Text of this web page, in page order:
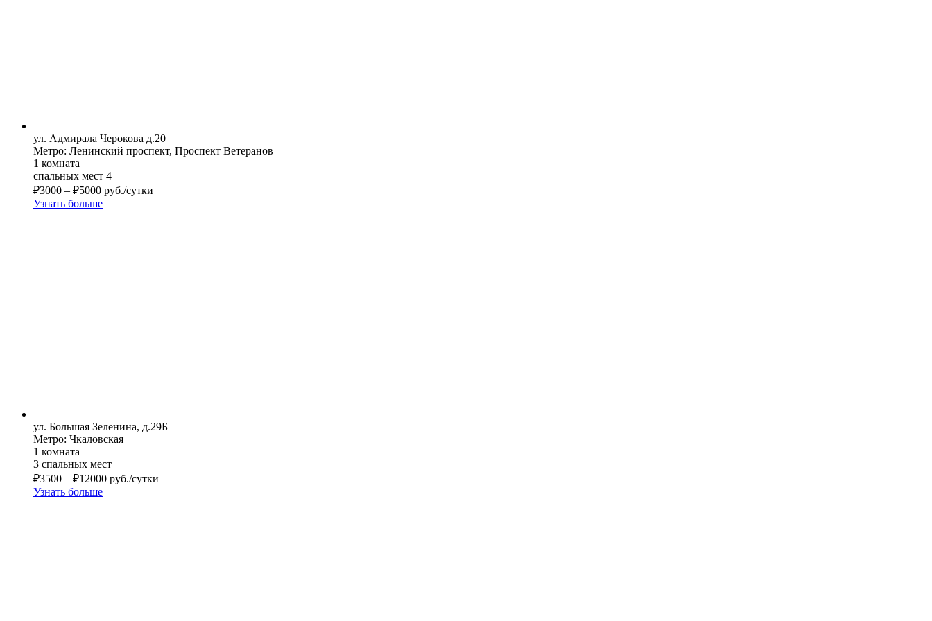
ул. Адмирала Черокова д.20
Метро: Ленинский проспект, Проспект Ветеранов
1 комната
спальных мест 4
₽3000 – ₽5000 руб./сутки
Узнать больше
ул. Большая Зеленина, д.29Б
Метро: Чкаловская
1 комната
3 спальных мест
₽3500 – ₽12000 руб./сутки
Узнать больше